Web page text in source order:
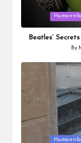
in
Beatles’
By